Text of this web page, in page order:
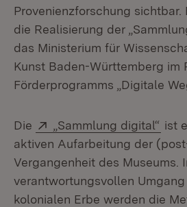
Provenienzforschung
die Realisierung der
das Ministerium für
Kunst Baden-Württemberg im
Förderprogramms „Digitale
Die Extern:
„Sammlung digital“ ist
aktiven Aufarbeitung der
Vergangenheit des Museums.
verantwortungs­vollen
kolonialen Erbe werden die